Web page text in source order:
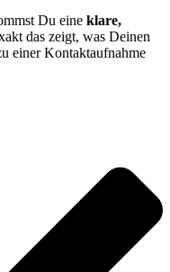
Du eine klare,
das zeigt, was Deinen
einer Kontaktaufnahme